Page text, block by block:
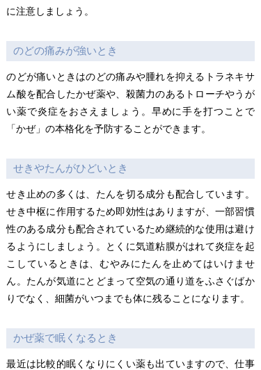
に注意しましょう。
のどの痛みが強いとき
のどが痛いときはのどの痛みや腫れを抑えるトラネキサ
ム酸を配合したかぜ薬や、殺菌力のあるトローチやうが
い薬で炎症をおさえましょう。早めに手を打つことで
「かぜ」の本格化を予防することができます。
せきやたんがひどいとき
せき止めの多くは、たんを切る成分も配合しています。
せき中枢に作用するため即効性はありますが、一部習慣
性のある成分も配合されているため継続的な使用は避け
るようにしましょう。とくに気道粘膜がはれて炎症を起
こしているときは、むやみにたんを止めてはいけませ
ん。たんが気道にとどまって空気の通り道をふさぐばか
りでなく、細菌がいつまでも体に残ることになります。
かぜ薬で眠くなるとき
最近は比較的眠くなりにくい薬も出ていますので、仕事